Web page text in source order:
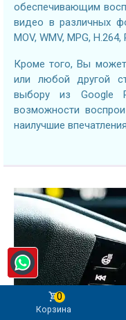
обеспечивающим
видео в различных
MOV, WMV, MPG,
Кроме того, Вы
или любой другой
выбору из Google
возможности
наилучшие
Корзина
0